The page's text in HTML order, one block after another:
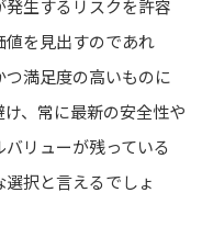
生するリスクを許容
値を見出すのであれ
満足度の高いものに
、常に最新の安全性や
リューが残っている
択と言えるでしょ